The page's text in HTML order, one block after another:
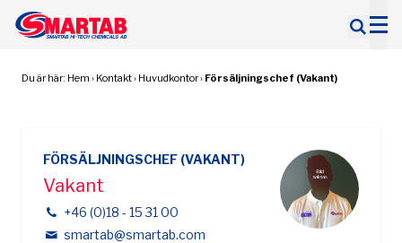
Sök
Du är här: Hem › Kontakt› Huvudkontor› Försäljningschef (Vakant)
FÖRSÄLJNINGSCHEF (VAKANT)
Vakant
+46 (0)18 - 15 31 00
smartab@smartab.com